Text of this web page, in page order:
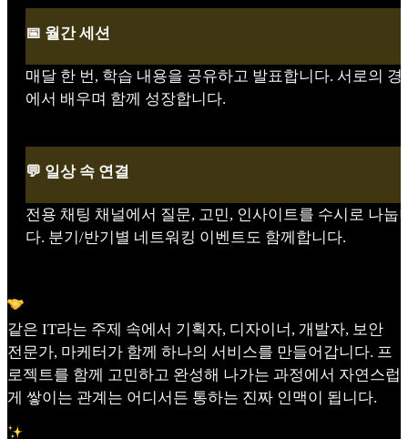
📅 월간 세션
매달 한 번, 학습 내용을 공유하고 발표합니다. 서로의 경
에서 배우며 함께 성장합니다.
💬 일상 속 연결
전용 채팅 채널에서 질문, 고민, 인사이트를 수시로 나눕
다. 분기/반기별 네트워킹 이벤트도 함께합니다.
같은 IT라는 주제 속에서 기획자, 디자이너, 개발자, 보안
전문가, 마케터가 함께 하나의 서비스를 만들어갑니다. 프
로젝트를 함께 고민하고 완성해 나가는 과정에서 자연스럽
게 쌓이는 관계는 어디서든 통하는 진짜 인맥이 됩니다.